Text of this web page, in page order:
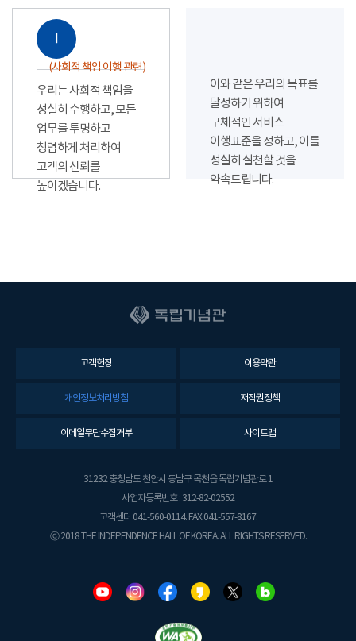
Ⅰ
(사회적 책임 이행 관련)
우리는 사회적 책임을
성실히 수행하고, 모든
업무를 투명하고
청렴하게 처리하여
고객의 신뢰를
높이겠습니다.
이와 같은 우리의 목표를
달성하기 위하여
구체적인 서비스
이행표준을 정하고, 이를
성실히 실천할 것을
약속드립니다.
고객헌장 이용약관
개인정보처리방침 저작권정책
이메일무단수집거부 사이트맵
31232 충청남도 천안시 동남구 목천읍 독립기념관로 1
사업자등록번호 : 312-82-02552
고객센터 041-560-0114. FAX 041-557-8167.
ⓒ 2018 THE INDEPENDENCE HALL OF KOREA. ALL RIGHTS RESERVED.